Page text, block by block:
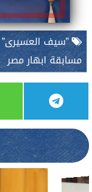
”سيف العسيرى”
مسابقة ابهار مصر